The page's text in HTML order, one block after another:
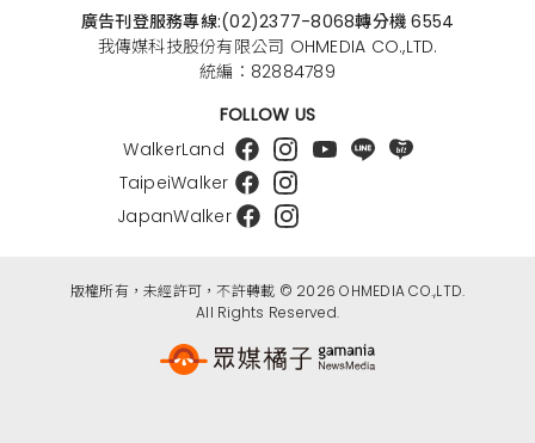
廣告刊登服務專線:(02)2377-8068轉分機 6554
我傳媒科技股份有限公司 OHMEDIA CO.,LTD.
統編：82884789
FOLLOW US
WalkerLand
TaipeiWalker
JapanWalker
版權所有，未經許可，不許轉載 © 2026 OHMEDIA CO.,LTD.
All Rights Reserved.